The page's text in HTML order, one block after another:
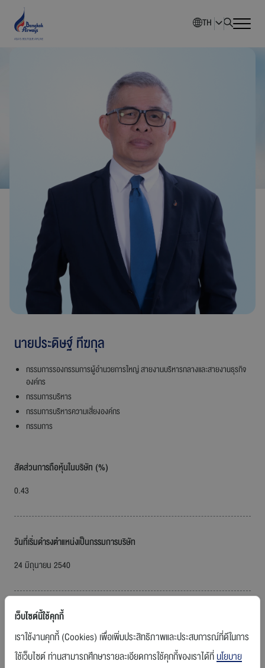
การพัฒนาอย่างยั่งยืน
การกำกับดูแลกิจการ
ข่าวสารองค์กร
ร่วมงานกับเรา
TH
นายประดิษฐ์ ทีฆกุล
กรรมการรองกรรมการผู้อำนวยการใหญ่ สายงานบริหารกลางและสายงานธุรกิจ
องค์กร
กรรมการบริหาร
กรรมการบริหารความเสี่ยงองค์กร
กรรมการ
สัดส่วนการถือหุ้นในบริษัท (%)
0.43
วันที่เริ่มดำรงตำแหน่งเป็นกรรมการบริษัท
24 มิถุนายน 2540
ความสัมพันธ์ทางครอบครัวกับกรรมการหรือผู้บริหารรายอื่น
- ไม่มี -
เว็บไซต์นี้ใช้คุกกี้
เราใช้งานคุกกี้ (Cookies) เพื่อเพิ่มประสิทธิภาพและประสบการณ์ที่ดีในการ
ใช้เว็บไซต์ ท่านสามารถศึกษารายละเอียดการใช้คุกกี้ของเราได้ที่นโยบาย